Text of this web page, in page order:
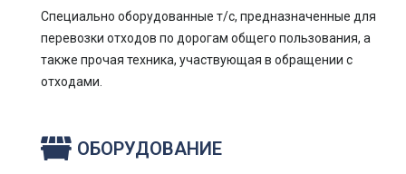
Специально оборудованные т/с, предназначенные для
перевозки отходов по дорогам общего пользования, а
также прочая техника, участвующая в обращении с
отходами.
ОБОРУДОВАНИЕ